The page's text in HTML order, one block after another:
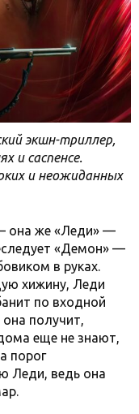
экшн-триллер,
и саспенсе.
и неожиданных
она же «Леди» —
«Демон» —
в руках.
хижину, Леди
по входной
получит,
еще не знают,
порог
Леди, ведь она